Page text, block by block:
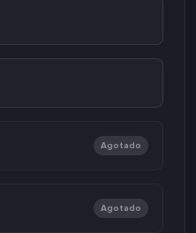
Agotado
Agotado